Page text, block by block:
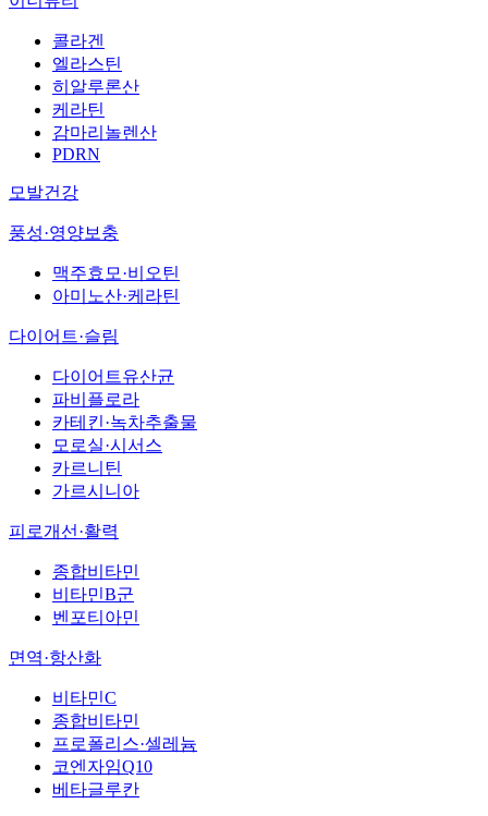
콜라겐
엘라스틴
히알루론산
케라틴
감마리놀렌산
PDRN
모발건강
풍성·영양보충
맥주효모·비오틴
아미노산·케라틴
다이어트·슬림
다이어트유산균
파비플로라
카테킨·녹차추출물
모로실·시서스
카르니틴
가르시니아
피로개선·활력
종합비타민
비타민B군
벤포티아민
면역·항산화
비타민C
종합비타민
프로폴리스·셀레늄
코엔자임Q10
베타글루칸